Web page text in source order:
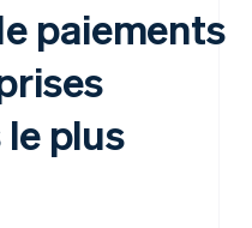
paiements
plus